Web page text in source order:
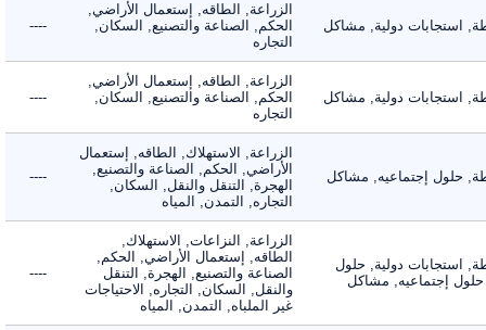
استجابات دولية, مشاكل
الزراعة, الطاقه, إستعمال الأراضي,
الحكم, الصناعة والتصنيع, السكان,
التجاره
----
استجابات دولية, مشاكل
الزراعة, الطاقه, إستعمال الأراضي,
الحكم, الصناعة والتصنيع, السكان,
التجاره
----
حلول إجتماعيه, مشاكل
الزراعة, الاستهلاك, الطاقه, إستعمال
الأراضي, الحكم, الصناعة والتصنيع,
الهجرة, التنقل والنقل, السكان,
التجاره, التمدن, المياه
----
استجابات دولية, حلول
إجتماعيه, مشاكل
الزراعة, النزاعات, الاستهلاك,
الطاقه, إستعمال الأراضي, الحكم,
الصناعة والتصنيع, الهجرة, التنقل
والنقل, السكان, التجاره, الاحتياجات
غير الملباه, التمدن, المياه
----